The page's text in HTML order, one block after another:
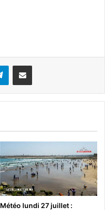
Telegram
Météo lundi 27 juillet :